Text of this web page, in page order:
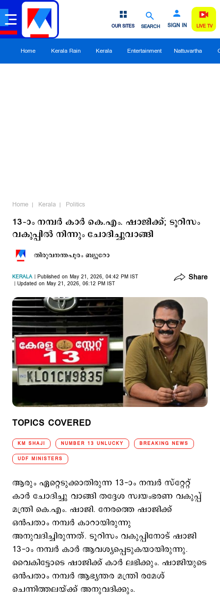
SEARCH SIGN IN
OUR SITES LIVE TV
Home Kerala Rain Kerala Entertainment Nattuvartha
Home Kerala Politics
13–ാം നമ്പര്‍ കാര്‍ കെ.എം. ഷാജിക്ക്; ടൂറിസം
വകുപ്പില്‍ നിന്നും ചോദിച്ചുവാങ്ങി
തിരുവനന്തപുരം ബ്യൂറോ
KERALA
Published on May 21, 2026, 04:42 PM IST
Updated on May 21, 2026, 06:12 PM IST
Share
TOPICS COVERED
KM SHAJI NUMBER 13 UNLUCKY BREAKING NEWS
UDF MINISTERS
ആരും ഏറ്റെടുക്കാതിരുന്ന 13-ാം നമ്പര്‍ സ്റ്റേറ്റ്
കാര്‍‍ ചോദിച്ചു വാങ്ങി തദ്ദേശ സ്വയംഭരണ വകുപ്പ്
മന്ത്രി കെ.എം. ഷാജി. നേരത്തെ ഷാജിക്ക്
ഒന്‍പതാം നമ്പര്‍ കാറായിരുന്നു
അനുവദിച്ചിരുന്നത്. ടൂറിസം വകുപ്പിനോട് ഷാജി
13-ാം നമ്പര്‍ കാര്‍ ആവശ്യപ്പെടുകയായിരുന്നു.
വൈകിട്ടോടെ ഷാജിക്ക് കാര്‍ ലഭിക്കും. ഷാജിയുടെ
ഒന്‍പതാം നമ്പര്‍ ആഭ്യന്തര മന്ത്രി രമേശ്
ചെന്നിത്തലയ്ക്ക് അനുവദിക്കും.